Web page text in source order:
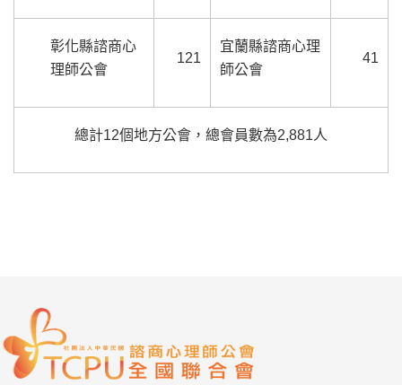
彰化縣諮商心
理師公會
121
宜蘭縣諮商心理
師公會
41
總計12個地方公會，總會員數為2,881人